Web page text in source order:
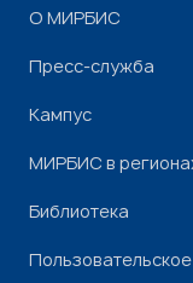
О МИРБИС
Пресс-служба
Кампус
МИРБИС в
Библиотека